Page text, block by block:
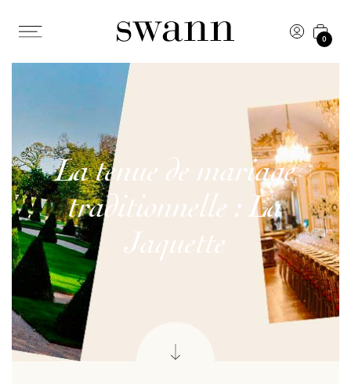
0
La tenue de mariage
traditionnelle : La
Jaquette